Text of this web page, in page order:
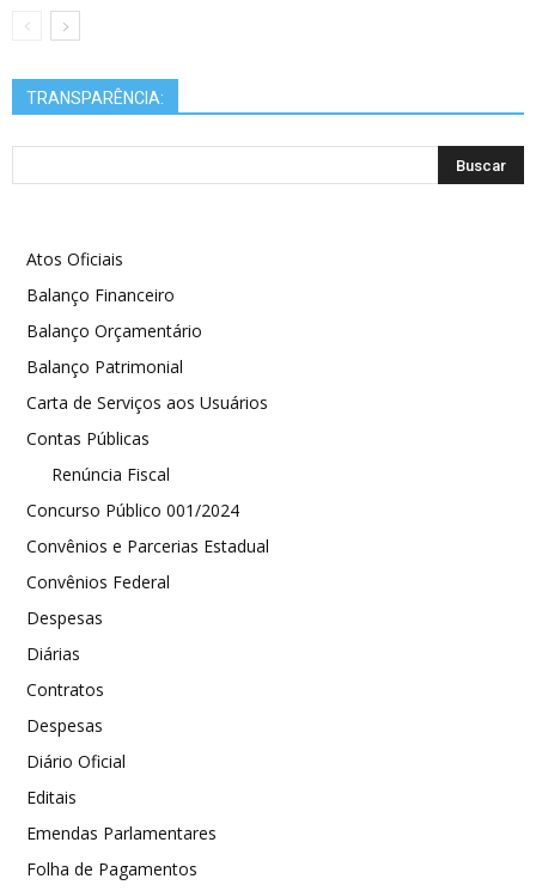
TRANSPARÊNCIA:
Atos Oficiais
Balanço Financeiro
Balanço Orçamentário
Balanço Patrimonial
Carta de Serviços aos Usuários
Contas Públicas
Renúncia Fiscal
Concurso Público 001/2024
Convênios e Parcerias Estadual
Convênios Federal
Despesas
Diárias
Contratos
Despesas
Diário Oficial
Editais
Emendas Parlamentares
Folha de Pagamentos